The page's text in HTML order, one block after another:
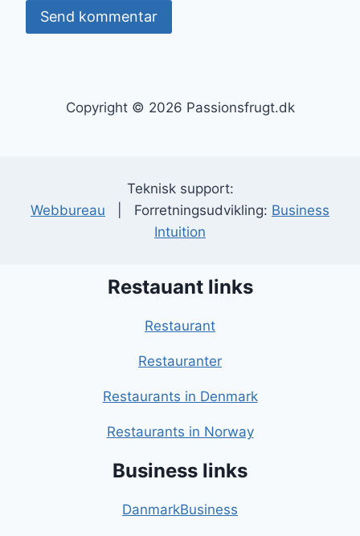
Copyright © 2026 Passionsfrugt.dk
Teknisk support:
Webbureau | Forretningsudvikling: Business
Intuition
Restauant links
Restaurant
Restauranter
Restaurants in Denmark
Restaurants in Norway
Business links
DanmarkBusiness